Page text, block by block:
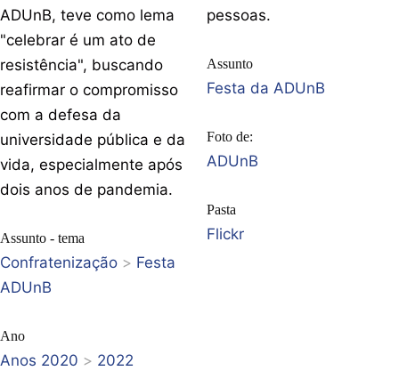
ADUnB, teve como lema
"celebrar é um ato de
resistência", buscando
reafirmar o compromisso
com a defesa da
universidade pública e da
vida, especialmente após
dois anos de pandemia.
Assunto - tema
Confratenização > Festa
ADUnB
Ano
Anos 2020 > 2022
pessoas.
Assunto
Festa da ADUnB
Foto de:
ADUnB
Pasta
Flickr